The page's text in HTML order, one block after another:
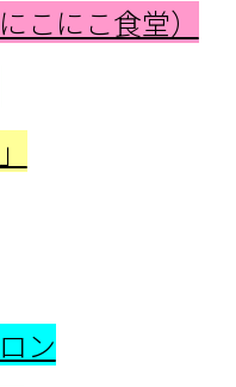
こにこ食堂）
ン